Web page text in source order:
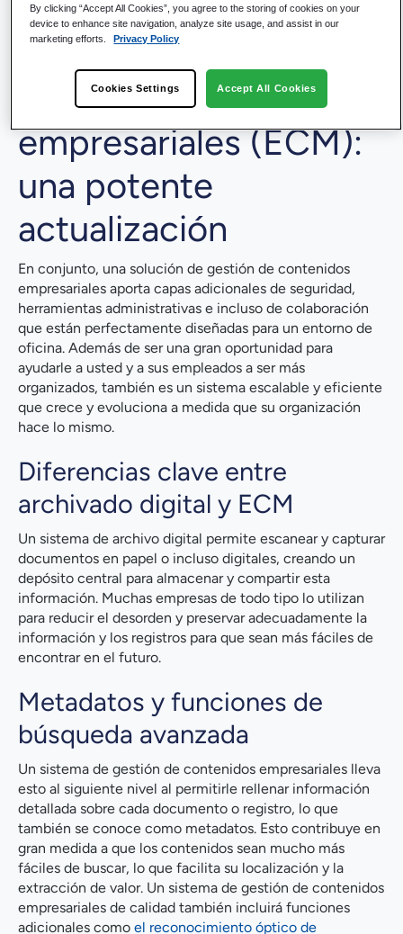
también aporta una amplia gama de funciones
adicionales que debes tener muy en cuenta de cara al
Gestión de contenidos
empresariales (ECM):
una potente
actualización
En conjunto, una solución de gestión de contenidos
empresariales aporta capas adicionales de seguridad,
herramientas administrativas e incluso de colaboración
que están perfectamente diseñadas para un entorno de
oficina. Además de ser una gran oportunidad para
ayudarle a usted y a sus empleados a ser más
organizados, también es un sistema escalable y eficiente
que crece y evoluciona a medida que su organización
hace lo mismo.
Diferencias clave entre
archivado digital y ECM
Un sistema de archivo digital permite escanear y capturar
documentos en papel o incluso digitales, creando un
depósito central para almacenar y compartir esta
información. Muchas empresas de todo tipo lo utilizan
para reducir el desorden y preservar adecuadamente la
información y los registros para que sean más fáciles de
encontrar en el futuro.
Metadatos y funciones de
búsqueda avanzada
Un sistema de gestión de contenidos empresariales lleva
esto al siguiente nivel al permitirle rellenar información
detallada sobre cada documento o registro, lo que
también se conoce como metadatos. Esto contribuye en
gran medida a que los contenidos sean mucho más
fáciles de buscar, lo que facilita su localización y la
extracción de valor. Un sistema de gestión de contenidos
empresariales de calidad también incluirá funciones
adicionales como el reconocimiento óptico de
By clicking “Accept All Cookies”, you agree to the storing of cookies on your
device to enhance site navigation, analyze site usage, and assist in our
marketing efforts.
Privacy Policy
Cookies Settings Accept All Cookies